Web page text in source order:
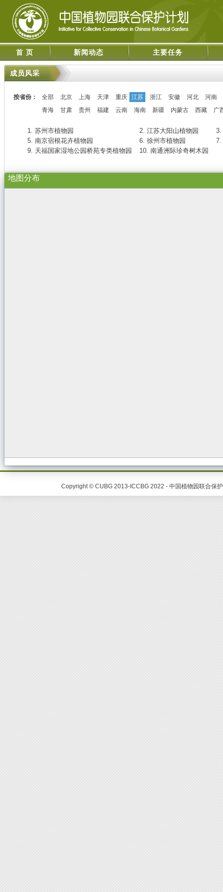
首 页 新闻动态 主要任务
成员风采
按省份： 全部 北京 上海 天津 重庆 江苏 浙江 安徽 河北
河南
青海
甘肃 贵州 福建 云南 海南 新疆 内蒙古 西藏 广
1. 苏州市植物园 2. 江苏大阳山植物园
3.
5. 南京宿根花卉植物园
6. 徐州市植物园
7.
9. 天福国家湿地公园桥苑专类植物园
10. 南通洲际珍奇树木园
地图分布
Copyright © CUBG 2013-ICCBG 2022 - 中国植物园联合保